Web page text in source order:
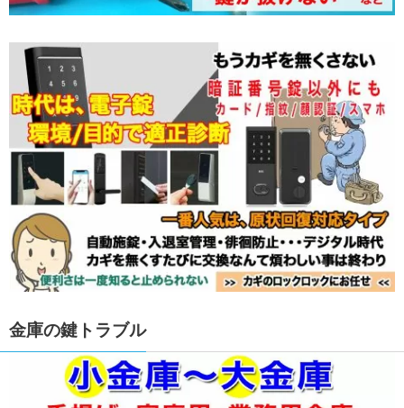
金庫の鍵トラブル